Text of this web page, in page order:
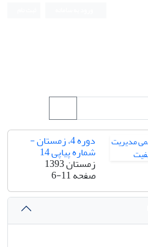
دوره 4، زمستان -
شماره پیاپی 14
زمستان 1393
صفحه6-11